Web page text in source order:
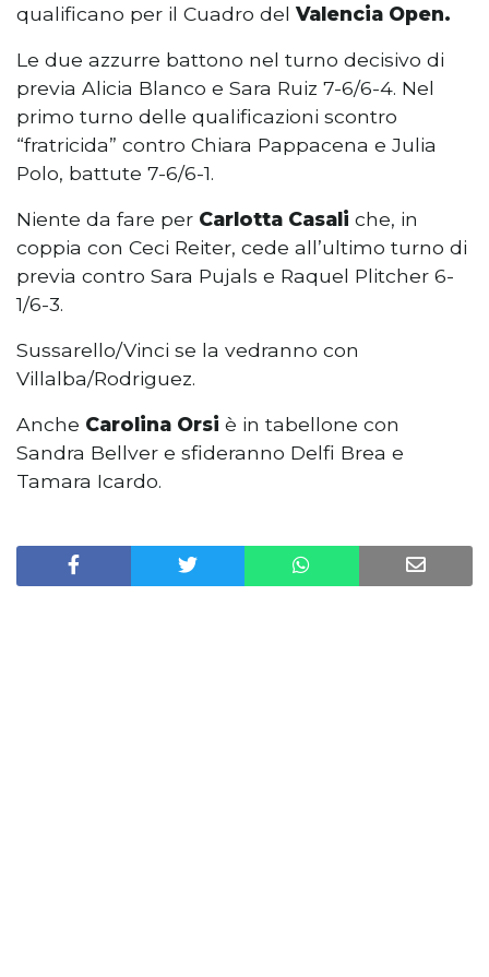
qualificano per il Cuadro del Valencia Open.
Le due azzurre battono nel turno decisivo di
previa Alicia Blanco e Sara Ruiz 7-6/6-4. Nel
primo turno delle qualificazioni scontro
“fratricida” contro Chiara Pappacena e Julia
Polo, battute 7-6/6-1.
Niente da fare per Carlotta Casali che, in
coppia con Ceci Reiter, cede all’ultimo turno di
previa contro Sara Pujals e Raquel Plitcher 6-
1/6-3.
Sussarello/Vinci se la vedranno con
Villalba/Rodriguez.
Anche Carolina Orsi è in tabellone con
Sandra Bellver e sfideranno Delfi Brea e
Tamara Icardo.